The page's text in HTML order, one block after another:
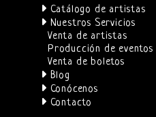
Catálogo de artistas
Nuestros Servicios
Venta de artistas
Producción de eventos
Venta de boletos
Blog
Conócenos
Contacto